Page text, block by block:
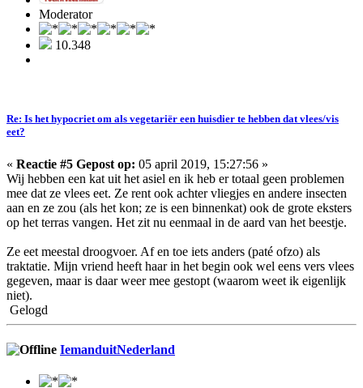
Moderator
10.348
Re: Is het hypocriet om als vegetariër een huisdier te hebben dat vlees/vis
eet?
« Reactie #5 Gepost op: 05 april 2019, 15:27:56 »
Wij hebben een kat uit het asiel en ik heb er totaal geen problemen
mee dat ze vlees eet. Ze rent ook achter vliegjes en andere insecten
aan en ze zou (als het kon; ze is een binnenkat) ook de grote eksters
op het terras vangen. Het zit nu eenmaal in de aard van het beestje.
Ze eet meestal droogvoer. Af en toe iets anders (paté ofzo) als
traktatie. Mijn vriend heeft haar in het begin ook wel eens vers vlees
gegeven, maar is daar weer mee gestopt (waarom weet ik eigenlijk
niet).
Gelogd
IemanduitNederland